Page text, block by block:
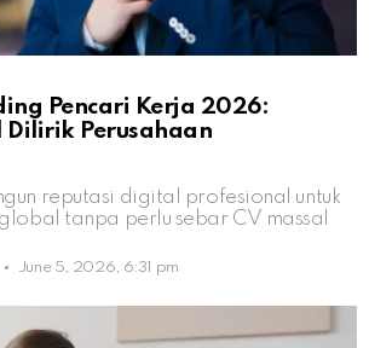
Pencari Kerja 2026:
Dilirik Perusahaan
reputasi digital profesional untuk
tanpa perlu sebar CV massal
June 5, 2026, 6:31 pm